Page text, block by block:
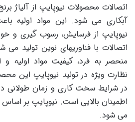
اتصالات محصولات نیوپایپ از آلیاژ
آبکاری می شود. این مواد اولیه
نیوپایپ از فرسایش، رسوب گیری و
اتصالات با فناوریهای نوین تولید
منحصر به فرد، کیفیت مواد اولیه
نظارت ویژه در تولید نیوپایپ این
در شرایط سخت کاری و زمان طولانی
اطمینان بالایی است. نیوپایپ بر اساس
می شود.